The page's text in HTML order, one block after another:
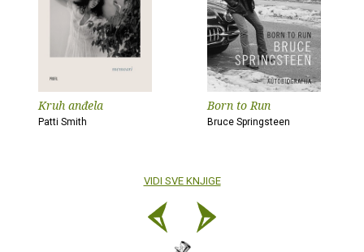
Kruh anđela
Patti Smith
Born to Run
Bruce Springsteen
VIDI SVE KNJIGE